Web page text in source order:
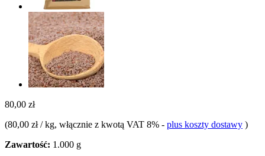
80,00 zł
(80,00 zł / kg, włącznie z kwotą VAT 8% - plus koszty dostawy )
Zawartość: 1.000 g